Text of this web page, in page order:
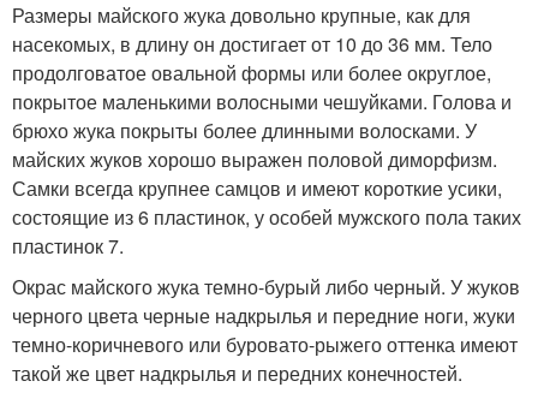
Размеры майского жука довольно крупные, как для
насекомых, в длину он достигает от 10 до 36 мм. Тело
продолговатое овальной формы или более округлое,
покрытое маленькими волосными чешуйками. Голова и
брюхо жука покрыты более длинными волосками. У
майских жуков хорошо выражен половой диморфизм.
Самки всегда крупнее самцов и имеют короткие усики,
состоящие из 6 пластинок, у особей мужского пола таких
пластинок 7.
Окрас майского жука темно-бурый либо черный. У жуков
черного цвета черные надкрылья и передние ноги, жуки
темно-коричневого или буровато-рыжего оттенка имеют
такой же цвет надкрылья и передних конечностей.